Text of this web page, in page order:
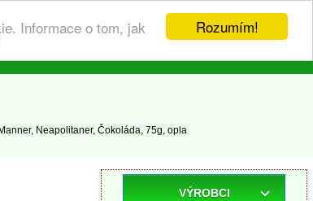
Rozumím!
Informace o tom, jak
Neapolitaner, Čokoláda, 75g, opla
VÝROBCI